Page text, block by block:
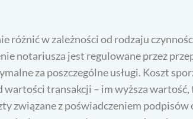
różnić w zależności od rodzaju
notariusza jest regulowane przez
za poszczególne usługi. Koszt
transakcji – im wyższa wartość,
związane z poświadczeniem podpisów